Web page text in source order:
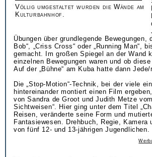
Völlig umgestaltet wurden die Wände am
Kulturbahnhof.
Übungen über grundlegende Bewegungen,
Bob“, „Criss Cross“ oder „Running Man“,
gemacht. Im großen Spiegel an der Wand
einzelnen Bewegungen waren und ob
Auf der „Bühne“ am Kuba hatte dann
Die „Stop-Motion“-Technik, bei der viele
hintereinander montiert einen Film
von Sandra de Groot und Judith Metze
Sichtweisen“. Hier ging unter dem Titel
Reisen, veränderte seine Form und
Fantasiewesen. Drehbuch, Regie,
von fünf 12- und 13-jährigen Jugendlichen.